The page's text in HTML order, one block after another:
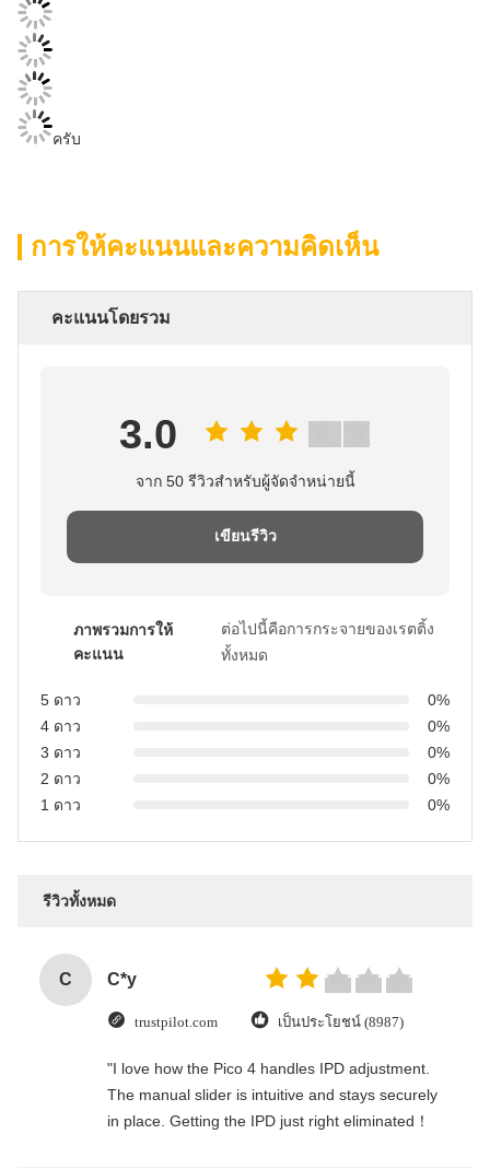
ครับ
การให้คะแนนและความคิดเห็น
คะแนนโดยรวม
3.0
จาก 50 รีวิวสําหรับผู้จัดจําหน่ายนี้
เขียนรีวิว
ภาพรวมการให้
คะแนน
ต่อไปนี้คือการกระจายของเรตติ้ง
ทั้งหมด
5 ดาว
0%
4 ดาว
0%
3 ดาว
0%
2 ดาว
0%
1 ดาว
0%
รีวิวทั้งหมด
C C*y
trustpilot.com เป็นประโยชน์ (8987)
"I love how the Pico 4 handles IPD adjustment.
The manual slider is intuitive and stays securely
in place. Getting the IPD just right eliminated！